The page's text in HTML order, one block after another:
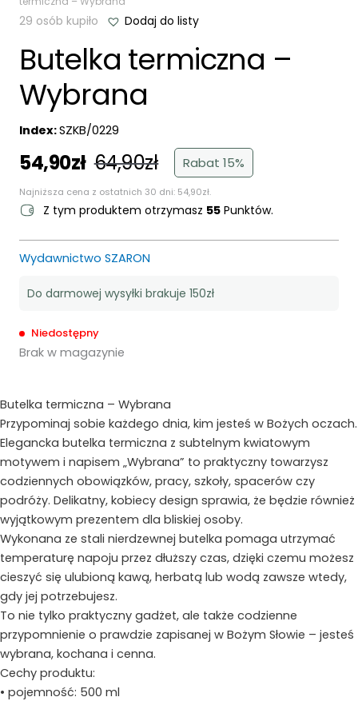
29 osób kupiło Dodaj do listy
Butelka termiczna –
Wybrana
Index:SZKB/0229
64,90zł
Pierwotna
wynosiła:
64,90zł.
54,90zł
Aktualna
wynosi:
54,90zł.
Najniższa cena z ostatnich 30 dni: 54,90zł.
Rabat 15%
Z tym produktem otrzymasz 55 Punktów.
Wydawnictwo SZARON
Do darmowej wysyłki brakuje 150zł
Niedostępny
Brak w magazynie
Butelka termiczna – Wybrana
Przypominaj sobie każdego dnia, kim jesteś w Bożych oczach.
Elegancka butelka termiczna z subtelnym kwiatowym
motywem i napisem „Wybrana” to praktyczny towarzysz
codziennych obowiązków, pracy, szkoły, spacerów czy
podróży. Delikatny, kobiecy design sprawia, że będzie również
wyjątkowym prezentem dla bliskiej osoby.
Wykonana ze stali nierdzewnej butelka pomaga utrzymać
temperaturę napoju przez dłuższy czas, dzięki czemu możesz
cieszyć się ulubioną kawą, herbatą lub wodą zawsze wtedy,
gdy jej potrzebujesz.
To nie tylko praktyczny gadżet, ale także codzienne
przypomnienie o prawdzie zapisanej w Bożym Słowie – jesteś
wybrana, kochana i cenna.
Cechy produktu:
• pojemność: 500 ml